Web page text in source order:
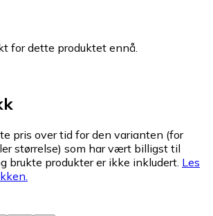
for dette produktet ennå.
pris over tid for den varianten (for
størrelse) som har vært billigst til
brukte produkter er ikke inkludert. Les